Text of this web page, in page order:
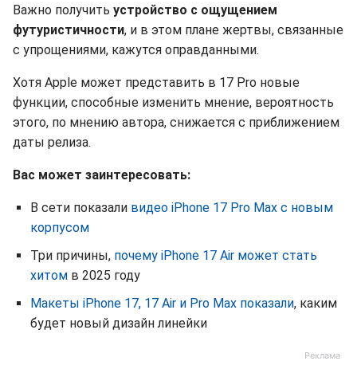
Важно получить устройство с ощущением
футуристичности, и в этом плане жертвы, связанные
с упрощениями, кажутся оправданными.
Хотя Apple может представить в 17 Pro новые
функции, способные изменить мнение, вероятность
этого, по мнению автора, снижается с приближением
даты релиза.
Вас может заинтересовать:
В сети показали видео iPhone 17 Pro Max с новым
корпусом
Три причины, почему iPhone 17 Air может стать
хитом в 2025 году
Макеты iPhone 17, 17 Air и Pro Max показали, каким
будет новый дизайн линейки